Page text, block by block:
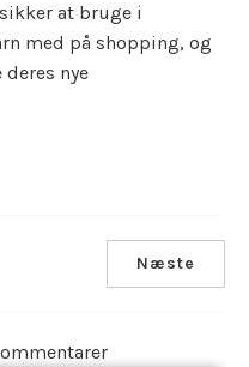
at bruge i
med på shopping, og
nye
Næste